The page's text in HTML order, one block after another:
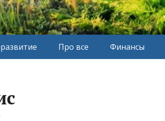
Про все Финансы